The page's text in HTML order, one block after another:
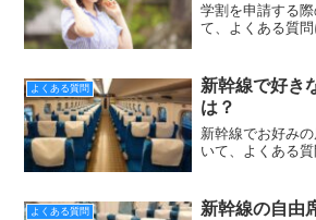
学割を申請する
て、よくある質問
よくある質問
新幹線で好き
は？
新幹線でお好み
いて、よくある質
よくある質問
新幹線の自由